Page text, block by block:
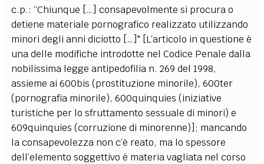
c.p.: “Chiunque […] consapevolmente si procura o
detiene materiale pornografico realizzato utilizzando
minori degli anni diciotto […]" [L’articolo in questione è
una delle modifiche introdotte nel Codice Penale dalla
nobilissima legge antipedofilia n. 269 del 1998,
assieme ai 600bis (prostituzione minorile), 600ter
(pornografia minorile), 600quinquies (iniziative
turistiche per lo sfruttamento sessuale di minori) e
609quinquies (corruzione di minorenne)]; mancando
la consapevolezza non c’è reato, ma lo spessore
dell’elemento soggettivo è materia vagliata nel corso